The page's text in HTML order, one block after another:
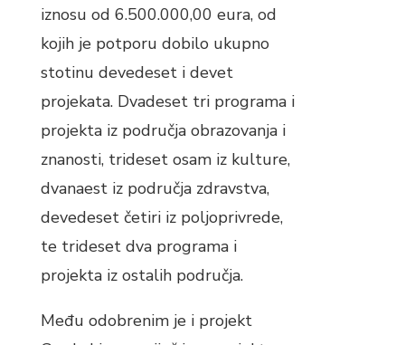
iznosu od 6.500.000,00 eura, od
kojih je potporu dobilo ukupno
stotinu devedeset i devet
projekata. Dvadeset tri programa i
projekta iz područja obrazovanja i
znanosti, trideset osam iz kulture,
dvanaest iz područja zdravstva,
devedeset četiri iz poljoprivrede,
te trideset dva programa i
projekta iz ostalih područja.
Među odobrenim je i projekt